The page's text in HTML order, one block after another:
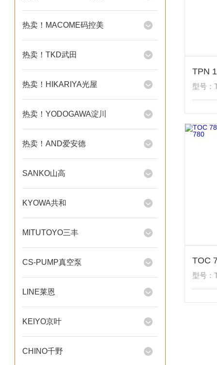
热卖！MACOME码控美
热卖！TKD武田
热卖！HIKARIYA光屋
热卖！YODOGAWA淀川
热卖！AND爱安德
SANKO山高
KYOWA共和
MITUTOYO三丰
CS-PUMP真空泵
LINE莱恩
KEIYO京叶
CHINO千野
型号：
型号：